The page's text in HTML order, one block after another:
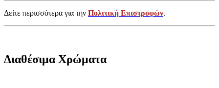
Δείτε περισσότερα για την Πολιτική Επιστροφών.
Διαθέσιμα Χρώματα